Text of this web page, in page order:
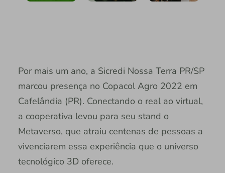
Por mais um ano, a Sicredi Nossa Terra PR/SP
marcou presença no Copacol Agro 2022 em
Cafelândia (PR). Conectando o real ao virtual,
a cooperativa levou para seu stand o
Metaverso, que atraiu centenas de pessoas a
vivenciarem essa experiência que o universo
tecnológico 3D oferece.